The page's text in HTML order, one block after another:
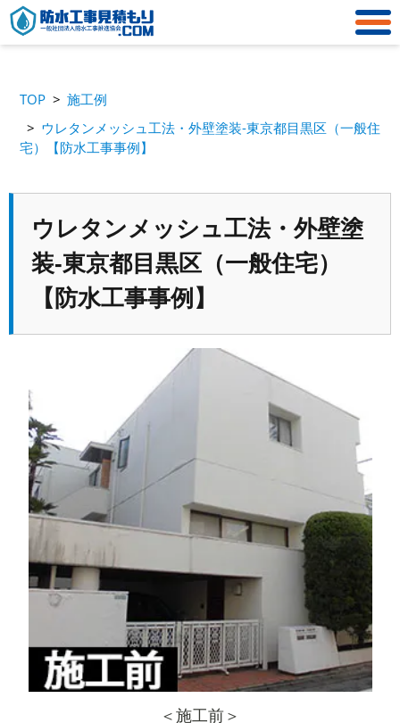
TOP
施工例
ウレタンメッシュ工法・外壁塗装-東京都目黒区（一般住
宅）【防水工事事例】
ウレタンメッシュ工法・外壁塗
装-東京都目黒区（一般住宅）
【防水工事事例】
＜施工前＞